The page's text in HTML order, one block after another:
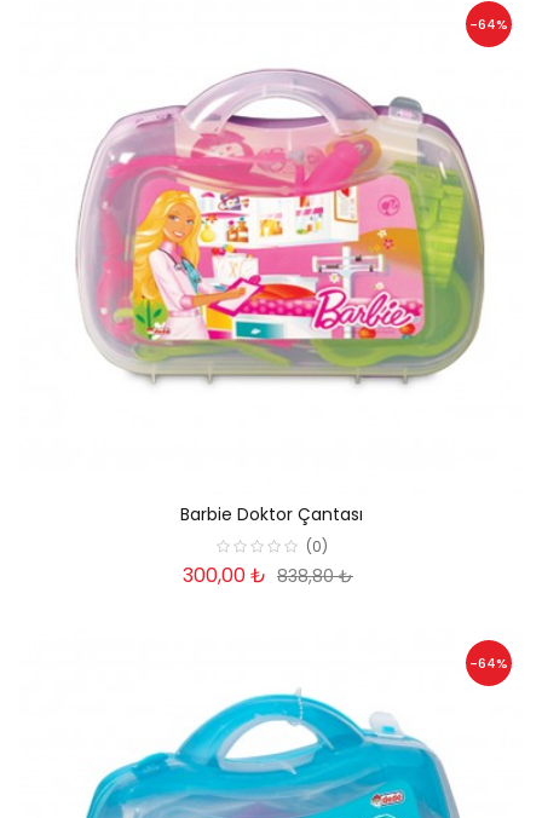
-64%
Barbie Doktor Çantası
(0)
300,00 ₺ 838,80 ₺
-64%